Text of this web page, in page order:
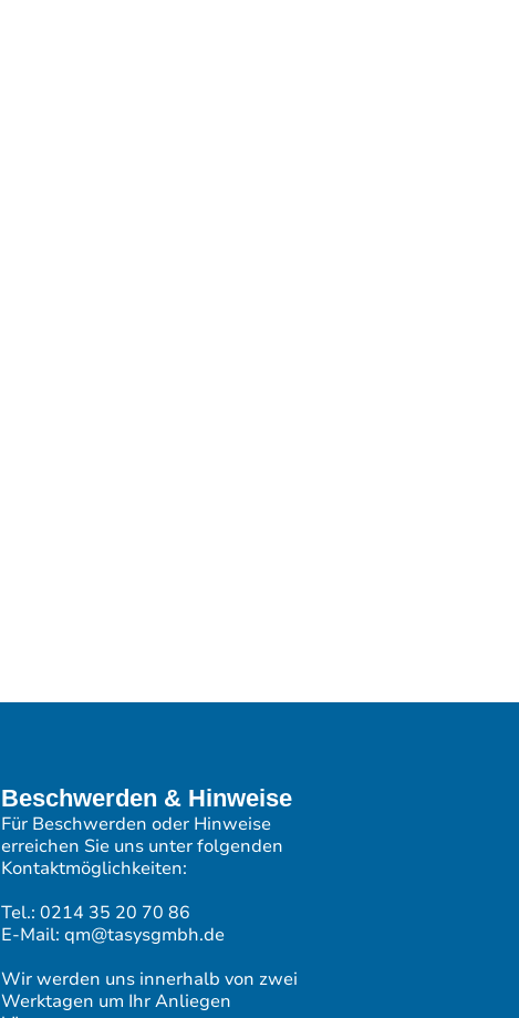
Beschwerden & Hinweise
Für Beschwerden oder Hinweise
erreichen Sie uns unter folgenden
Kontaktmöglichkeiten:
Tel.: 0214 35 20 70 86
E-Mail: qm@tasysgmbh.de
Wir werden uns innerhalb von zwei
Werktagen um Ihr Anliegen